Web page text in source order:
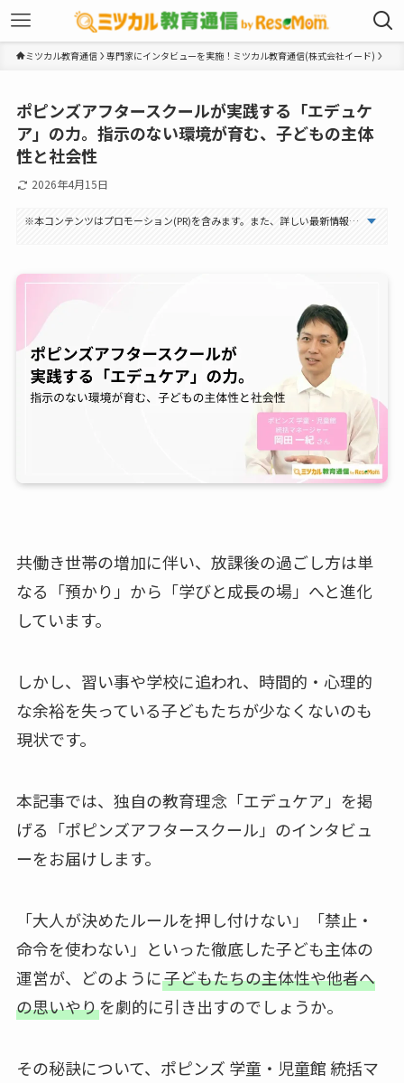
ミツカル教育通信 専門家にインタビューを実施！ミツカル教育通信(株式会社イード)
ポピンズアフタースクールが実践する「エデュケ
ア」の力。指示のない環境が育む、子どもの主体
性と社会性
2026年4月15日
※本コンテンツはプロモーション(PR)を含みます。また、詳しい最新情報に関しては必ず公式サイトをご確認ください。
共働き世帯の増加に伴い、放課後の過ごし方は単
なる「預かり」から「学びと成長の場」へと進化
しています。
しかし、習い事や学校に追われ、時間的・心理的
な余裕を失っている子どもたちが少なくないのも
現状です。
本記事では、独自の教育理念「エデュケア」を掲
げる「ポピンズアフタースクール」のインタビュ
ーをお届けします。
「大人が決めたルールを押し付けない」「禁止・
命令を使わない」といった徹底した子ども主体の
運営が、どのように子どもたちの主体性や他者へ
の思いやりを劇的に引き出すのでしょうか。
その秘訣について、ポピンズ 学童・児童館 統括マ